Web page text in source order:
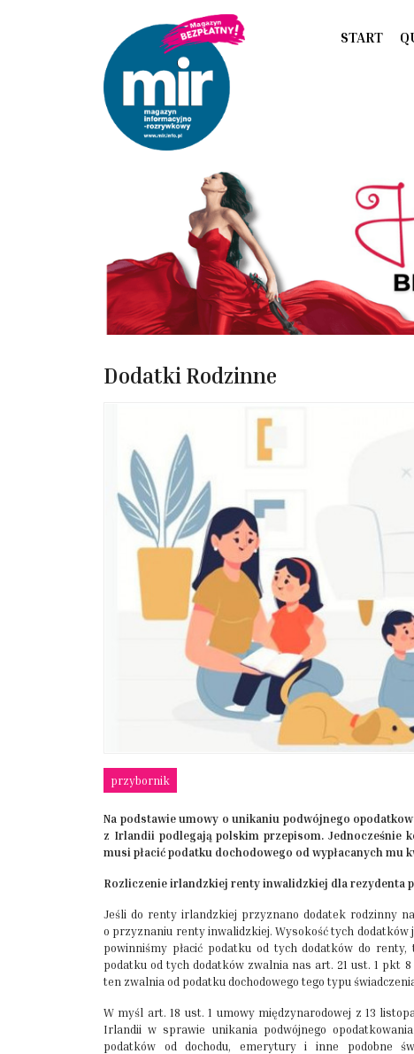
START
Dodatki Rodzinne
przybornik
Na podstawie umowy o unikaniu podwójnego
z Irlandii podlegają polskim przepisom. Jednocześnie
musi płacić podatku dochodowego od wypłacanych mu
Rozliczenie irlandzkiej renty inwalidzkiej dla rezydenta
Jeśli do renty irlandzkiej przyznano dodatek rodzinny
o przyznaniu renty inwalidzkiej. Wysokość tych dodatków
powinniśmy płacić podatku od tych dodatków do
podatku od tych dodatków zwalnia nas art. 21 ust. 1 pkt
ten zwalnia od podatku dochodowego tego typu
W myśl art. 18 ust. 1 umowy międzynarodowej z 13
Irlandii w sprawie unikania podwójnego
podatków od dochodu, emerytury i inne podobne